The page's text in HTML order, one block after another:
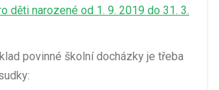
děti narozené od 1. 9. 2019 do 31. 3.
povinné školní docházky je třeba